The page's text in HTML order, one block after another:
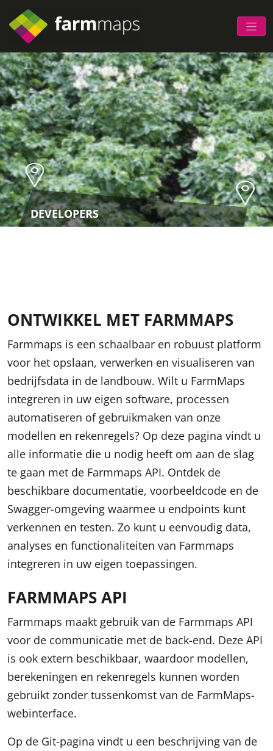
DEVELOPERS
ONTWIKKEL MET FARMMAPS
Farmmaps is een schaalbaar en robuust platform
voor het opslaan, verwerken en visualiseren van
bedrijfsdata in de landbouw. Wilt u FarmMaps
integreren in uw eigen software, processen
automatiseren of gebruikmaken van onze
modellen en rekenregels? Op deze pagina vindt u
alle informatie die u nodig heeft om aan de slag
te gaan met de Farmmaps API. Ontdek de
beschikbare documentatie, voorbeeldcode en de
Swagger-omgeving waarmee u endpoints kunt
verkennen en testen. Zo kunt u eenvoudig data,
analyses en functionaliteiten van Farmmaps
integreren in uw eigen toepassingen.
FARMMAPS API
Farmmaps maakt gebruik van de Farmmaps API
voor de communicatie met de back-end. Deze API
is ook extern beschikbaar, waardoor modellen,
berekeningen en rekenregels kunnen worden
gebruikt zonder tussenkomst van de FarmMaps-
webinterface.
Op de Git-pagina vindt u een beschrijving van de